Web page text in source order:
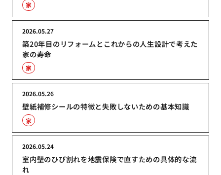
家
築20年目のリフォームとこれからの人生設計で考えた
家の寿命
2026.05.27
家
壁紙補修シールの特徴と失敗しないための基本知識
2026.05.26
家
室内壁のひび割れを地震保険で直すための具体的な流
れ
2026.05.24